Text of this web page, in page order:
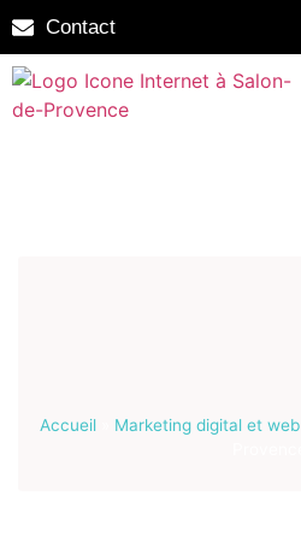
Contact
Accueil Marketing digital et web